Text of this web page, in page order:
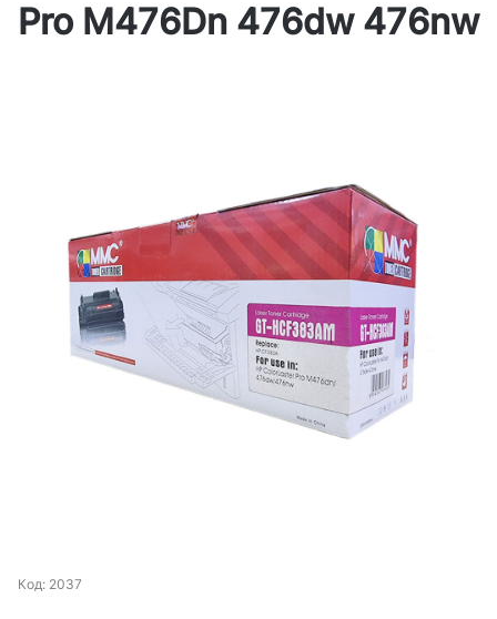
Pro M476Dn 476dw 476nw
Код: 2037